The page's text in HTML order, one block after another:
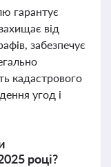
гарантує
від
забезпечує
кадастрового
угод і
році?